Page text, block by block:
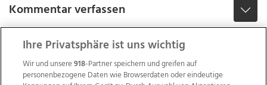
Kommentar verfassen
Ihre Privatsphäre ist uns wichtig
Wir und unsere918-Partner speichern und greifen auf
personenbezogene Daten wie Browserdaten oder eindeutige